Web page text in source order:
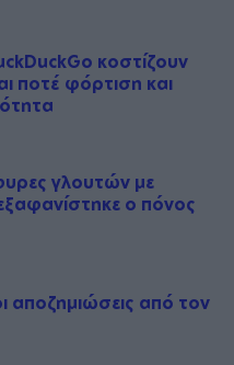
κοστίζουν
ποτέ φόρτιση και
γλουτών με
ο πόνος
αποζημιώσεις από τον